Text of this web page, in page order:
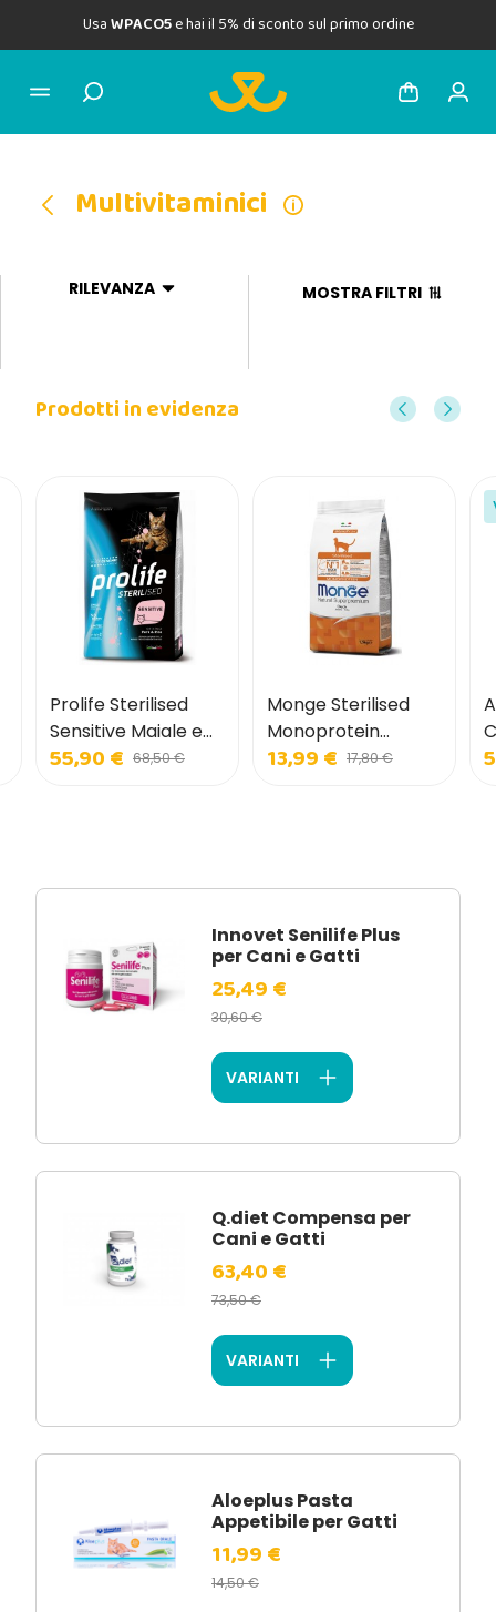
UsaWPACO5e hai il 5% di sconto sul primo ordine
Multivitaminici
RILEVANZA MOSTRA FILTRI
Prodotti in evidenza
Prolife Sterilised
Sensitive Maiale e
Riso per Gatti
55,90 € 68,50 €
Monge Sterilised
Monoprotein
Anatra per Gatti
13,99 € 17,80 €
Innovet Senilife Plus
per Cani e Gatti
25,49 €
30,60 €
VARIANTI
Q.diet Compensa per
Cani e Gatti
63,40 €
73,50 €
VARIANTI
Aloeplus Pasta
Appetibile per Gatti
11,99 €
14,50 €